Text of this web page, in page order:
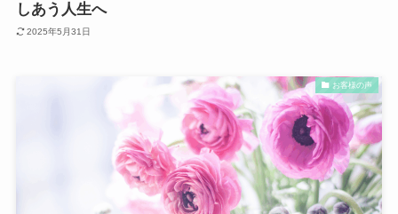
しあう人生へ
2025年5月31日
お客様の声